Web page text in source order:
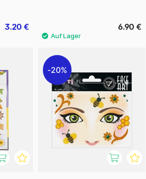
3.20 € 6.90 €
20%